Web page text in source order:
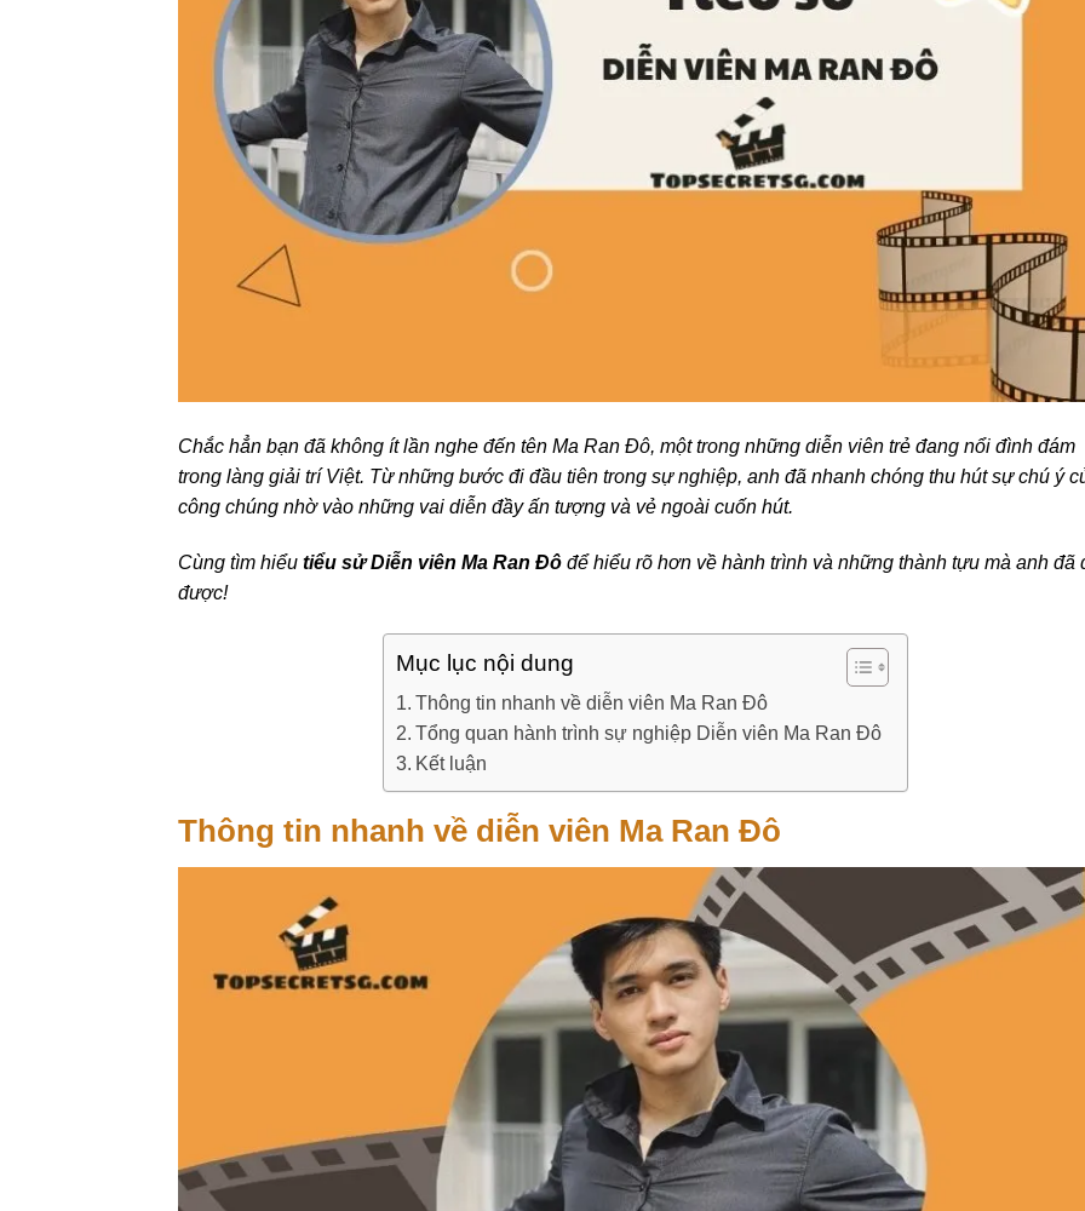
Chắc hẳn bạn đã không ít lần nghe đến tên Ma Ran Đô, một trong những diễn viên trẻ đang nổi đình đám
trong làng giải trí Việt. Từ những bước đi đầu tiên trong sự nghiệp, anh đã nhanh chóng thu hút sự chú ý
công chúng nhờ vào những vai diễn đầy ấn tượng và vẻ ngoài cuốn hút.
Cùng tìm hiểu tiểu sử Diễn viên Ma Ran Đô để hiểu rõ hơn về hành trình và những thành tựu mà anh đã
được!
Mục lục nội dung
Thông tin nhanh về diễn viên Ma Ran Đô
Tổng quan hành trình sự nghiệp Diễn viên Ma Ran Đô
Kết luận
Thông tin nhanh về diễn viên Ma Ran Đô